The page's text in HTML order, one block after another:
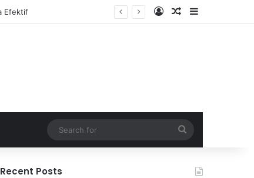
Log InRandom Article
Sidebar
for
Recent Posts